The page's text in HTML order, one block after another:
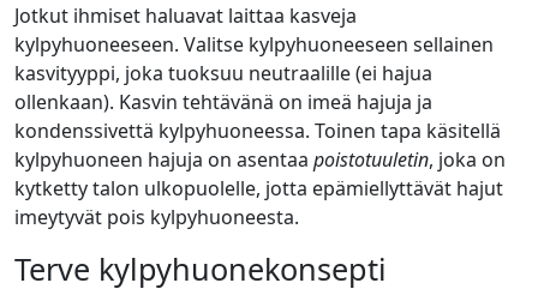
Jotkut ihmiset haluavat laittaa kasveja
kylpyhuoneeseen. Valitse kylpyhuoneeseen sellainen
kasvityyppi, joka tuoksuu neutraalille (ei hajua
ollenkaan). Kasvin tehtävänä on imeä hajuja ja
kondenssivettä kylpyhuoneessa. Toinen tapa käsitellä
kylpyhuoneen hajuja on asentaa poistotuuletin, joka on
kytketty talon ulkopuolelle, jotta epämiellyttävät hajut
imeytyvät pois kylpyhuoneesta.
Terve kylpyhuonekonsepti